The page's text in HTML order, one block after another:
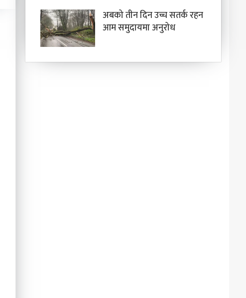
अबको तीन दिन उच्च सतर्क रहन
आम समुदायमा अनुरोध